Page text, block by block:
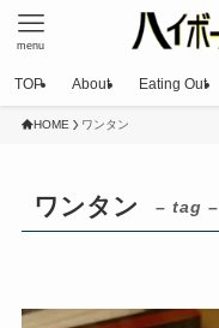
menu
TOP About Eating Out
HOME ワンタン
ワンタン – tag –